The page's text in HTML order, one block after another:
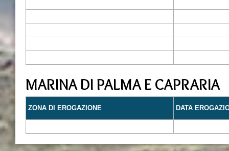
MARINA DI PALMA E CAPRARIA
ZONA DI EROGAZIONE DATA